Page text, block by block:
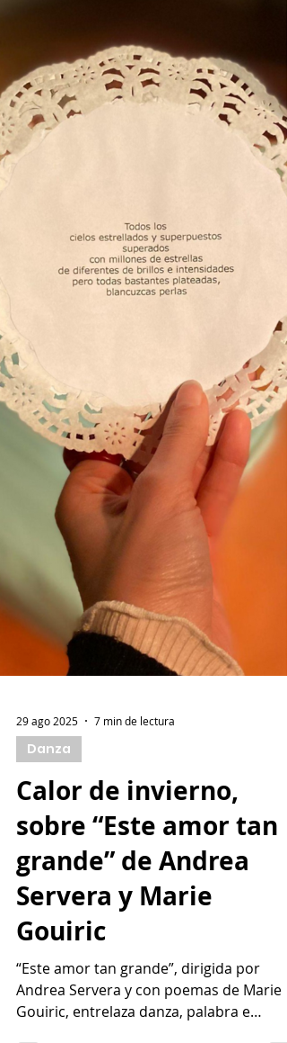
29 ago 2025 7 min de lectura
Danza
Calor de invierno,
sobre “Este amor tan
grande” de Andrea
Servera y Marie
Gouiric